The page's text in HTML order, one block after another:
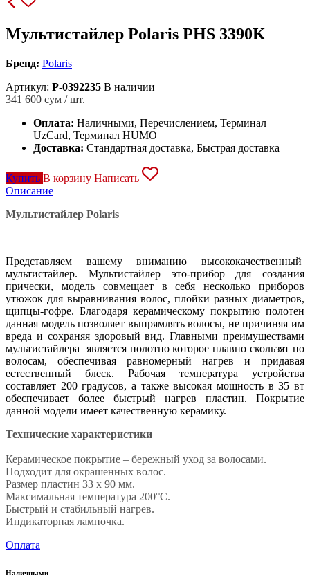
Мультистайлер Polaris PHS 3390K
Бренд: Polaris
Артикул: P-0392235 В наличии
341 600 сум / шт.
Оплата: Наличными, Перечислением, Терминал
UzCard, Терминал HUMO
Доставка: Стандартная доставка, Быстрая доставка
Купить В корзину Написать
Описание
Мультистайлер Polaris
Представляем вашему вниманию высококачественный
мультистайлер. Мультистайлер это-прибор для создания
прически, модель совмещает в себя несколько приборов
утюжок для выравнивания волос, плойки разных диаметров,
щипцы-гофре. Благодаря керамическому покрытию полотен
данная модель позволяет выпрямлять волосы, не причиняя им
вреда и сохраняя здоровый вид. Главными преимуществами
мультистайлера является полотно которое плавно скользят по
волосам, обеспечивая равномерный нагрев и придавая
естественный блеск. Рабочая температура устройства
составляет 200 градусов, а также высокая мощность в 35 вт
обеспечивает более быстрый нагрев пластин. Покрытие
данной модели имеет качественную керамику.
Технические характеристики
Керамическое покрытие – бережный уход за волосами.
Подходит для окрашенных волос.
Размер пластин 33 х 90 мм.
Максимальная температура 200°C.
Быстрый и стабильный нагрев.
Индикаторная лампочка.
Оплата
Наличными